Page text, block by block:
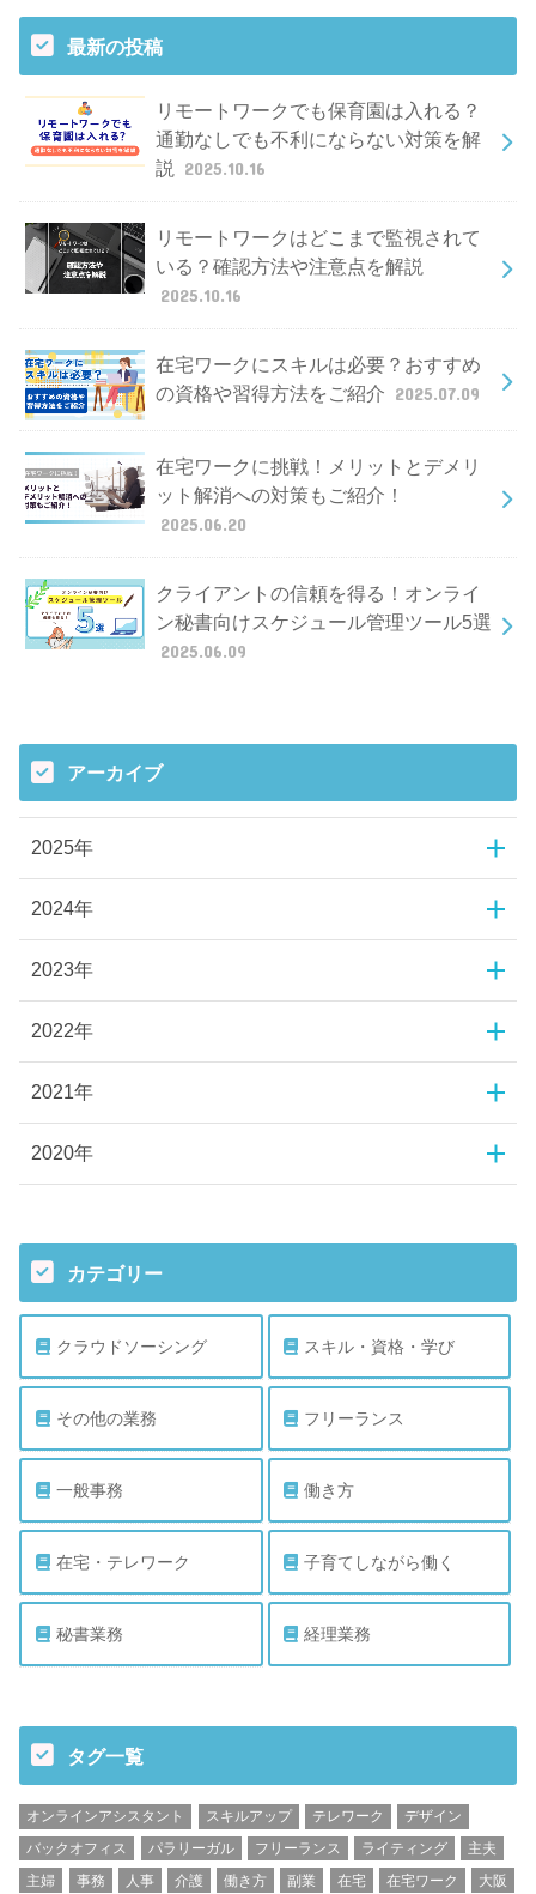
最新の投稿
リモートワークでも保育園は入れる？
通勤なしでも不利にならない対策を解
説
2025.10.16
リモートワークはどこまで監視されて
いる？確認方法や注意点を解説
2025.10.16
在宅ワークにスキルは必要？おすすめ
の資格や習得方法をご紹介 2025.07.09
在宅ワークに挑戦！メリットとデメリ
ット解消への対策もご紹介！
2025.06.20
クライアントの信頼を得る！オンライ
ン秘書向けスケジュール管理ツール5選
2025.06.09
アーカイブ
2025年
2024年
2023年
2022年
2021年
2020年
カテゴリー
クラウドソーシング スキル・資格・学び
その他の業務 フリーランス
一般事務 働き方
在宅・テレワーク 子育てしながら働く
秘書業務 経理業務
タグ一覧
オンラインアシスタント スキルアップ テレワーク
デザイン
バックオフィス
パラリーガル フリーランス ライティング
主夫
主婦
事務 人事 介護 働き方 副業 在宅 在宅ワーク 大阪